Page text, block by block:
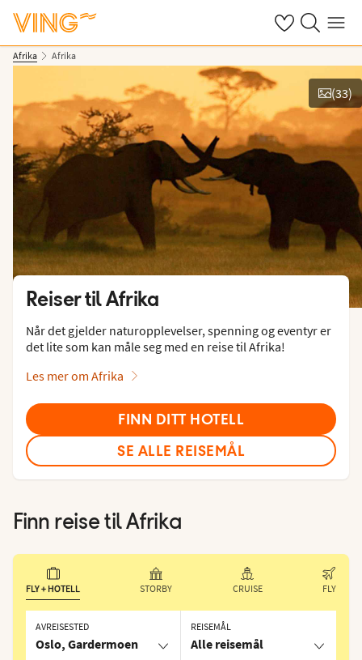
Se dine sparte
Søk påMeny
Afrika Afrika
(33)
Reiser tilAfrika
Når det gjelder naturopplevelser, spenning og eventyr er
det lite som kan måle seg med en reise til Afrika!
Les mer om Afrika
FINN DITT HOTELL
SE ALLE REISEMÅL
Finn reise tilAfrika
FLY + HOTELL STORBY CRUISE FLY
AVREISESTED
Oslo, Gardermoen
REISEMÅL
Alle reisemål